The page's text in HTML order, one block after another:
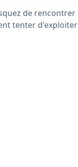
de rencontrer
tenter d'exploiter